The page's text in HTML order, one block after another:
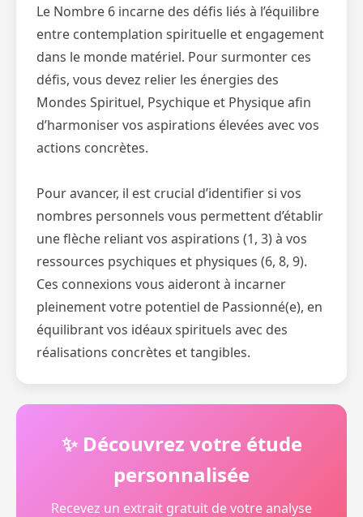
Le Nombre 6 incarne des défis liés à l’équilibre
entre contemplation spirituelle et engagement
dans le monde matériel. Pour surmonter ces
défis, vous devez relier les énergies des
Mondes Spirituel, Psychique et Physique afin
d’harmoniser vos aspirations élevées avec vos
actions concrètes.
Pour avancer, il est crucial d’identifier si vos
nombres personnels vous permettent d’établir
une flèche reliant vos aspirations (1, 3) à vos
ressources psychiques et physiques (6, 8, 9).
Ces connexions vous aideront à incarner
pleinement votre potentiel de Passionné(e), en
équilibrant vos idéaux spirituels avec des
réalisations concrètes et tangibles.
✨ Découvrez votre étude
personnalisée
Recevez un extrait gratuit de votre analyse